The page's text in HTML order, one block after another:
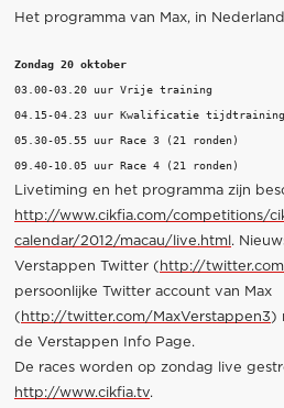
Het programma van Max, in
Zondag 20 oktober
03.00-03.20 uur Vrije training
04.15-04.23 uur Kwalificatie tijdtraining
05.30-05.55 uur Race 3 (21 ronden)
Livetiming en het programma zijn
http://www.cikfia.com/competitions/
calendar/2012/macau/live.html .
Verstappen Twitter ( http://
persoonlijke Twitter account van Max
( http://twitter.com/MaxVerstappen3)
de Verstappen Info Page.
De races worden op zondag live
http://www.cikfia.tv.